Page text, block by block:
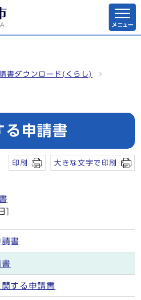
メニュー
書ダウンロード(くらし)
る申請書
印刷 大きな文字で印刷
]
書
する申請書